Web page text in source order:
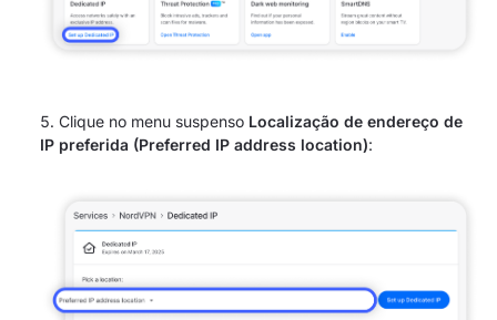
Clique no menu suspenso Localização de endereço de
IP preferida (Preferred IP address location):